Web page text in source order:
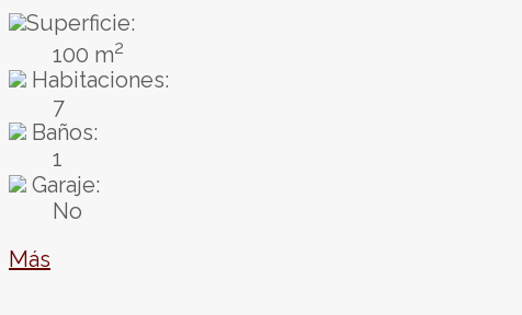
Superficie:
100 m2
Habitaciones:
7
Baños:
1
Garaje:
No
Más